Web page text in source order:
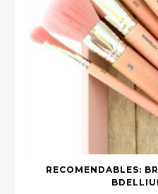
RECOMENDABLES: